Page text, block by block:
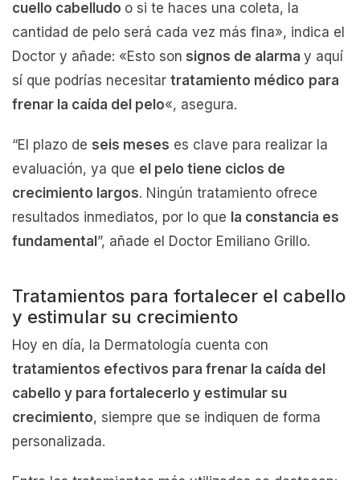
cuello cabelludo o si te haces una coleta, la
cantidad de pelo será cada vez más fina», indica el
Doctor y añade: «Esto son signos de alarma y aquí
sí que podrías necesitar tratamiento médico para
frenar la caída del pelo«, asegura.
“El plazo de seis meses es clave para realizar la
evaluación, ya que el pelo tiene ciclos de
crecimiento largos. Ningún tratamiento ofrece
resultados inmediatos, por lo que la constancia es
fundamental ”, añade el Doctor Emiliano Grillo.
Tratamientos para fortalecer el cabello
y estimular su crecimiento
Hoy en día, la Dermatología cuenta con
tratamientos efectivos para frenar la caída del
cabello y para fortalecerlo y estimular su
crecimiento, siempre que se indiquen de forma
personalizada.